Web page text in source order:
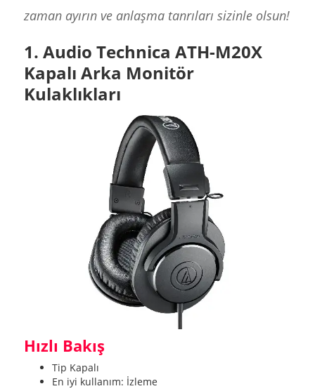
zaman ayırın ve anlaşma tanrıları sizinle olsun!
1. Audio Technica ATH-M20X
Kapalı Arka Monitör
Kulaklıkları
Hızlı Bakış
Tip Kapalı
En iyi kullanım: İzleme